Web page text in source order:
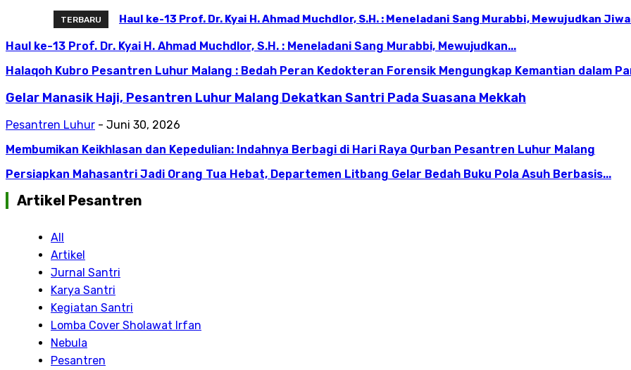
TERBARU Haul ke-13 Prof. Dr. Kyai H. Ahmad Muchdlor, S.H. : Meneladani Sang Murabbi, Mewujudkan
Haul ke-13 Prof. Dr. Kyai H. Ahmad Muchdlor, S.H. : Meneladani Sang Murabbi, Mewujudkan...
Halaqoh Kubro Pesantren Luhur Malang : Bedah Peran Kedokteran Forensik Mengungkap Kemantian dalam
Gelar Manasik Haji, Pesantren Luhur Malang Dekatkan Santri Pada Suasana Mekkah
Pesantren Luhur - Juni 30, 2026
Membumikan Keikhlasan dan Kepedulian: Indahnya Berbagi di Hari Raya Qurban Pesantren Luhur Malang
Persiapkan Mahasantri Jadi Orang Tua Hebat, Departemen Litbang Gelar Bedah Buku Pola Asuh Berbasis...
Artikel Pesantren
All
Artikel
Jurnal Santri
Karya Santri
Kegiatan Santri
Lomba Cover Sholawat Irfan
Nebula
Pesantren